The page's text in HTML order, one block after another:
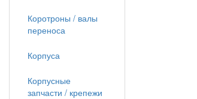
Коротроны / валы
переноса
Корпуса
Корпусные
запчасти / крепежи